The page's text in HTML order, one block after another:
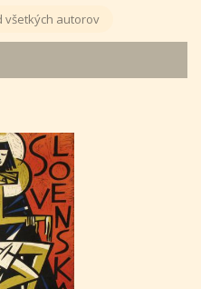
autorov